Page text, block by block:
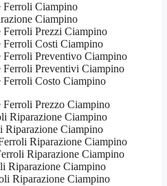
Ferroli Ciampino
Ciampino
Ferroli Prezzi Ciampino
Ferroli Costi Ciampino
Ferroli Preventivo Ciampino
Ferroli Preventivi Ciampino
Ferroli Costo Ciampino
Ferroli Prezzo Ciampino
Riparazione Ciampino
Riparazione Ciampino
Riparazione Ciampino
Riparazione Ciampino
Riparazione Ciampino
Riparazione Ciampino